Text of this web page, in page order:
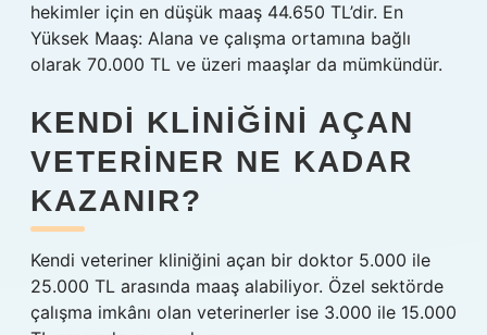
hekimler için en düşük maaş 44.650 TL’dir. En
Yüksek Maaş: Alana ve çalışma ortamına bağlı
olarak 70.000 TL ve üzeri maaşlar da mümkündür.
KENDI KLINIĞINI AÇAN
VETERINER NE KADAR
KAZANIR?
Kendi veteriner kliniğini açan bir doktor 5.000 ile
25.000 TL arasında maaş alabiliyor. Özel sektörde
çalışma imkânı olan veterinerler ise 3.000 ile 15.000